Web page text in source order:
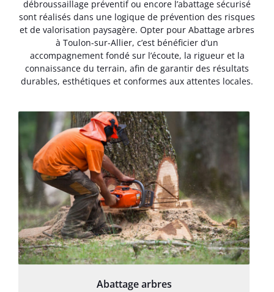
débroussaillage préventif ou encore l’abattage sécurisé
sont réalisés dans une logique de prévention des risques
et de valorisation paysagère. Opter pour Abattage arbres
à Toulon-sur-Allier, c’est bénéficier d’un
accompagnement fondé sur l’écoute, la rigueur et la
connaissance du terrain, afin de garantir des résultats
durables, esthétiques et conformes aux attentes locales.
Abattage arbres